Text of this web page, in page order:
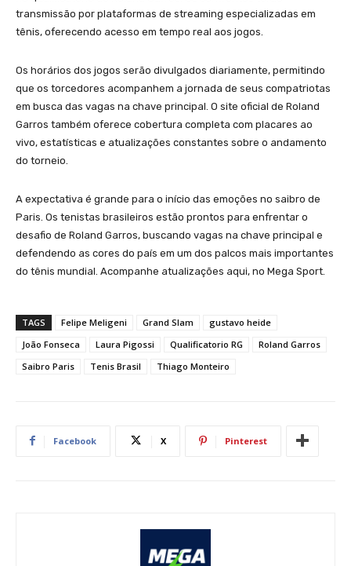
transmissão por plataformas de streaming especializadas em
tênis, oferecendo acesso em tempo real aos jogos.
Os horários dos jogos serão divulgados diariamente, permitindo
que os torcedores acompanhem a jornada de seus compatriotas
em busca das vagas na chave principal. O site oficial de Roland
Garros também oferece cobertura completa com placares ao
vivo, estatísticas e atualizações constantes sobre o andamento
do torneio.
A expectativa é grande para o início das emoções no saibro de
Paris. Os tenistas brasileiros estão prontos para enfrentar o
desafio de Roland Garros, buscando vagas na chave principal e
defendendo as cores do país em um dos palcos mais importantes
do tênis mundial. Acompanhe atualizações aqui, no Mega Sport.
TAGS Felipe Meligeni Grand Slam
gustavo heide
João Fonseca
Laura Pigossi Qualificatorio RG
Roland Garros
Saibro Paris
Tenis Brasil Thiago Monteiro
Facebook X Pinterest